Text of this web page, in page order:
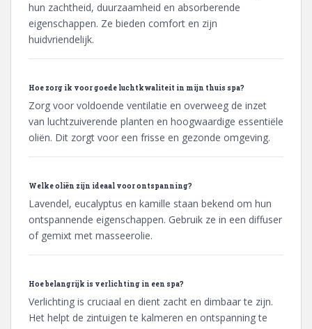
hun zachtheid, duurzaamheid en absorberende
eigenschappen. Ze bieden comfort en zijn
huidvriendelijk.
Hoe zorg ik voor goede luchtkwaliteit in mijn thuis spa?
Zorg voor voldoende ventilatie en overweeg de inzet
van luchtzuiverende planten en hoogwaardige essentiële
oliën. Dit zorgt voor een frisse en gezonde omgeving.
Welke oliën zijn ideaal voor ontspanning?
Lavendel, eucalyptus en kamille staan bekend om hun
ontspannende eigenschappen. Gebruik ze in een diffuser
of gemixt met masseerolie.
Hoe belangrijk is verlichting in een spa?
Verlichting is cruciaal en dient zacht en dimbaar te zijn.
Het helpt de zintuigen te kalmeren en ontspanning te